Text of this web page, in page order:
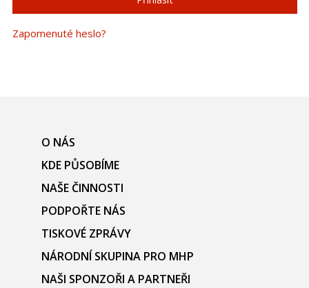
Zapomenuté heslo?
O NÁS
KDE PŮSOBÍME
NAŠE ČINNOSTI
PODPOŘTE NÁS
TISKOVÉ ZPRÁVY
NÁRODNÍ SKUPINA PRO MHP
NAŠI SPONZOŘI A PARTNEŘI